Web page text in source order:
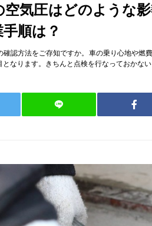
空気圧はどのような
順は？
確認方法をご存知ですか。車の乗り心地や燃
なります。きちんと点検を行なっておかな